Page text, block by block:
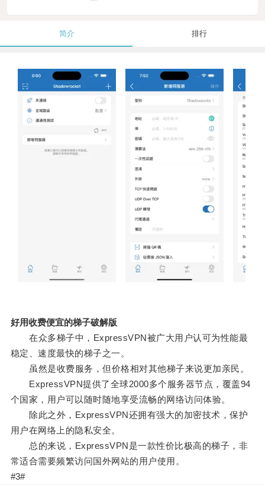
简介 排行
好用收费便宜的梯子破解版
在众多梯子中，ExpressVPN被广大用户认可为性能最
稳定、速度最快的梯子之一。
虽然是收费服务，但价格相对其他梯子来说更加亲民。
ExpressVPN提供了全球2000多个服务器节点，覆盖94
个国家，用户可以随时随地享受流畅的网络访问体验。
除此之外，ExpressVPN还拥有强大的加密技术，保护
用户在网络上的隐私安全。
总的来说，ExpressVPN是一款性价比极高的梯子，非
常适合需要频繁访问国外网站的用户使用。
#3#